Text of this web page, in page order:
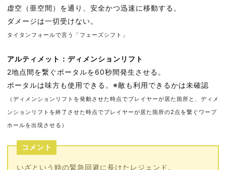
虚空（亜空間）を通り、安全かつ迅速に移動する。
ダメージは一切受けない。
タイタンフォールで言う「フェーズシフト」
アルティメット：ディメンションリフト
2地点間を繋ぐポータルを60秒間発生させる。
ポータルは味方も使用できる。※敵も利用できるかは未確認
（ディメンションリフトを発動させた時点でプレイヤーが居た箇所と、ディメ
ンションリフトを終了させた時点でプレイヤーが居た箇所の2点を繋ぐワープ
ホールを出現させる）
コメント
いざという時の緊急回避に長けたレジェンド。